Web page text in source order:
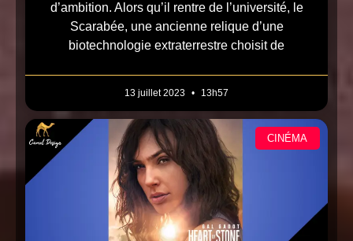
d’ambition. Alors qu’il rentre de l’université, le
Scarabée, une ancienne relique d’une
biotechnologie extraterrestre choisit de
13 juillet 2023 13h57
CINÉMA